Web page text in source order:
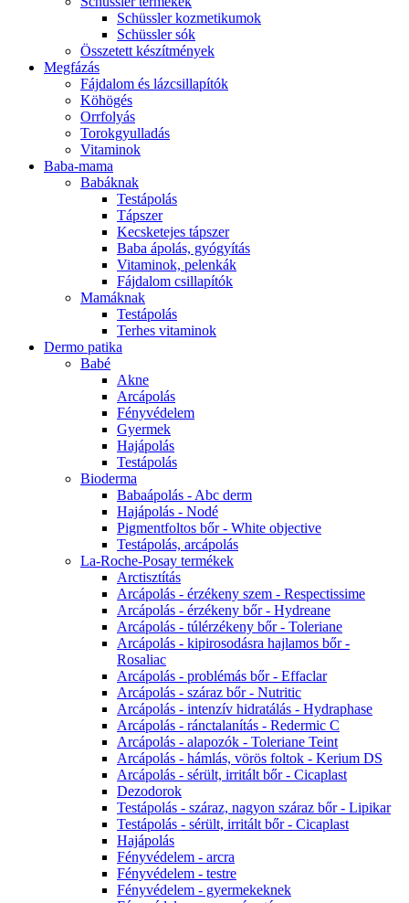
Schüssler kozmetikumok
Schüssler sók
Összetett készítmények
Megfázás
Fájdalom és lázcsillapítók
Köhögés
Orrfolyás
Torokgyulladás
Vitaminok
Baba-mama
Babáknak
Testápolás
Tápszer
Kecsketejes tápszer
Baba ápolás, gyógyítás
Vitaminok, pelenkák
Fájdalom csillapítók
Mamáknak
Testápolás
Terhes vitaminok
Dermo patika
Babé
Akne
Arcápolás
Fényvédelem
Gyermek
Hajápolás
Testápolás
Bioderma
Babaápolás - Abc derm
Hajápolás - Nodé
Pigmentfoltos bőr - White objective
Testápolás, arcápolás
La-Roche-Posay termékek
Arctisztítás
Arcápolás - érzékeny szem - Respectissime
Arcápolás - érzékeny bőr - Hydreane
Arcápolás - túlérzékeny bőr - Toleriane
Arcápolás - kipirosodásra hajlamos bőr -
Rosaliac
Arcápolás - problémás bőr - Effaclar
Arcápolás - száraz bőr - Nutritic
Arcápolás - intenzív hidratálás - Hydraphase
Arcápolás - ránctalanítás - Redermic C
Arcápolás - alapozók - Toleriane Teint
Arcápolás - hámlás, vörös foltok - Kerium DS
Arcápolás - sérült, irritált bőr - Cicaplast
Dezodorok
Testápolás - száraz, nagyon száraz bőr - Lipikar
Testápolás - sérült, irritált bőr - Cicaplast
Hajápolás
Fényvédelem - arcra
Fényvédelem - testre
Fényvédelem - gyermekeknek